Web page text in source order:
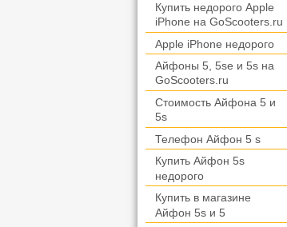
Купить недорого Apple
iPhone на GoScooters.ru
Apple iPhone недорого
Айфоны 5, 5se и 5s на
GoScooters.ru
Стоимость Айфона 5 и
5s
Телефон Айфон 5 s
Купить Айфон 5s
недорого
Купить в магазине
Айфон 5s и 5